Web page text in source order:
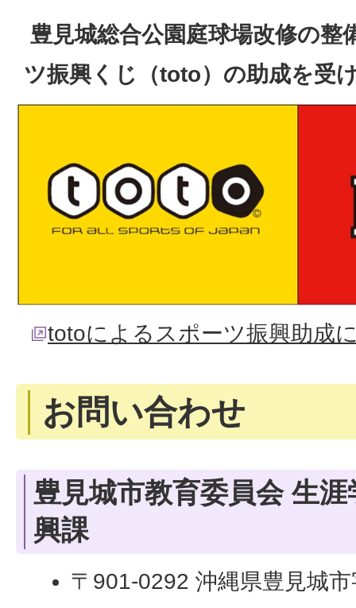
豊見城総合公園庭球場改修の整
ツ振興くじ（toto）の助成を受
totoによるスポーツ振興助成
お問い合わせ
豊見城市教育委員会 生
興課
〒901-0292 沖縄県豊見城